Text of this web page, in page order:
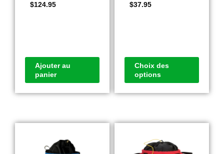
$124.95
Ajouter au
panier
$37.95
Choix des
options